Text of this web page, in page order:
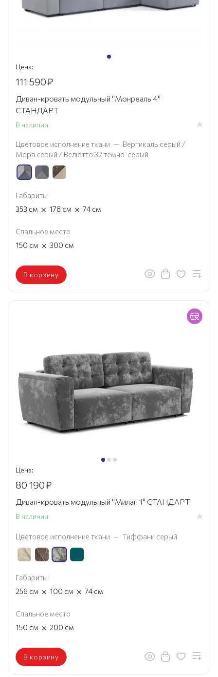
Цена:
111 590₽
Диван-кровать модульный "Монреаль 4"
СТАНДАРТ
В наличии
Цветовое исполнение ткани — Вертикаль серый /
Мора серый / Велютто 32 темно-серый
Габариты
353 см × 178 см × 74 см
Спальное место
150 см × 300 см
В корзину
Цена:
80 190₽
Диван-кровать модульный "Милан 1" СТАНДАРТ
В наличии
Цветовое исполнение ткани — Тиффани серый
Габариты
256 см × 100 см × 74 см
Спальное место
150 см × 200 см
В корзину